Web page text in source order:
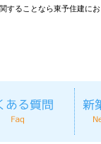
することなら東予住建にお